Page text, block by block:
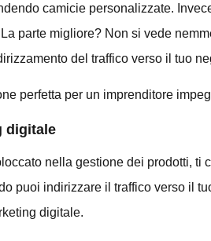
camicie personalizzate.
parte migliore? Non si vede
del traffico verso il tuo
perfetta per un imprenditore
digitale
nella gestione dei prodotti, ti
puoi indirizzare il traffico verso il
digitale.